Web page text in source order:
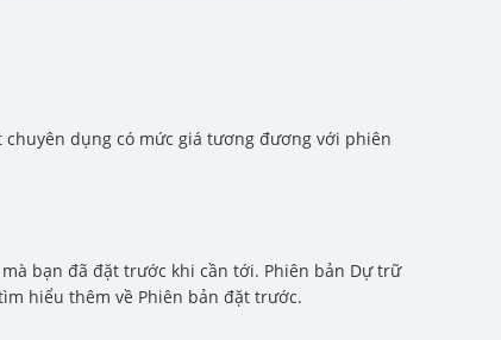
dụng có mức giá tương đương với phiên
bạn đã đặt trước khi cần tới. Phiên bản Dự trữ
hiểu thêm về Phiên bản đặt trước.